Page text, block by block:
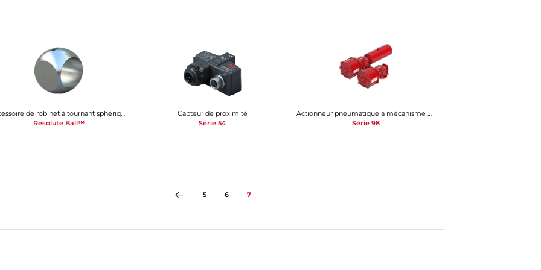
Accessoire de robinet à tournant sphérique
Resolute Ball™
Capteur de proximité
Série 54
Actionneur pneumatique à mécanisme bielle-manivelle
Série 98
5 6 7